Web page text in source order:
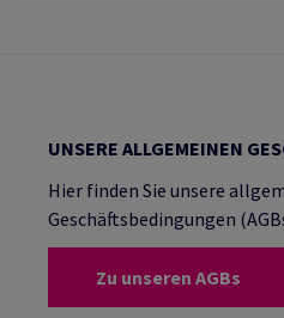
UNSERE ALLGEMEINEN
Hier finden Sie unsere
Geschäftsbedingungen
Zu unseren AGBs